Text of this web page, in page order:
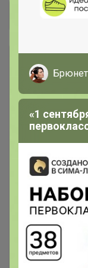
Общий
*** КОФЕ
###
Лапша,
Масло
Мука
«1